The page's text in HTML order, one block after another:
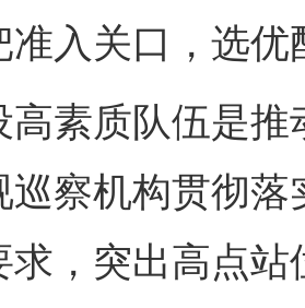
关口，选优
质队伍是推
巡察机构贯彻落
求，突出高点